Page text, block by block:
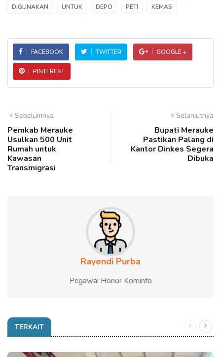
DIGUNAKAN
UNTUK DEPO PETI KEMAS
FACEBOOK TWITTER GOOGLE +
PINTEREST
Sebelumnya
Pemkab Merauke
Usulkan 500 Unit
Rumah untuk
Kawasan
Transmigrasi
Selanjutnya
Bupati Merauke
Pastikan Palang di
Kantor Dinkes Segera
Dibuka
Rayendi Purba
Pegawai Honor Kominfo
TERKAIT